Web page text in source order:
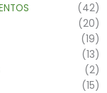
(42)
(20)
(19)
(13)
(2)
(15)